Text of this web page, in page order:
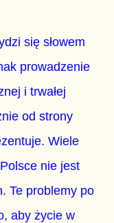
się słowem
prowadzenie
i trwałej
od strony
Wiele
nie jest
Te problemy po
aby życie w